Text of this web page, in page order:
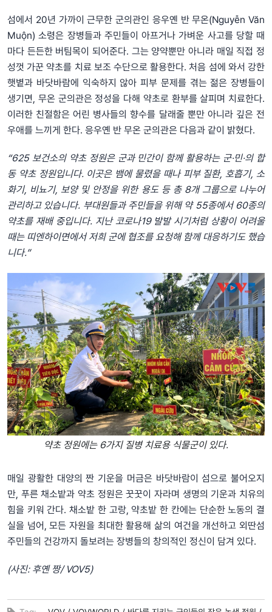
섬에서 20년 가까이 근무한 군의관인 응우옌 반 무온(Nguyễn Văn
Muộn) 소령은 장병들과 주민들이 아프거나 가벼운 사고를 당할 때
마다 든든한 버팀목이 되어준다. 그는 양약뿐만 아니라 매일 직접 정
성껏 가꾼 약초를 치료 보조 수단으로 활용한다. 처음 섬에 와서 강한
햇볕과 바닷바람에 익숙하지 않아 피부 문제를 겪는 젊은 장병들이
생기면, 무온 군의관은 정성을 다해 약초로 환부를 살피며 치료한다.
이러한 친절함은 어린 병사들의 향수를 달래줄 뿐만 아니라 깊은 전
우애를 느끼게 한다. 응우옌 반 무온 군의관은 다음과 같이 밝혔다.
“625 보건소의 약초 정원은 군과 민간이 함께 활용하는 군·민·의 합
동 약초 정원입니다. 이곳은 뱀에 물렸을 때나 피부 질환, 호흡기, 소
화기, 비뇨기, 보양 및 안정을 위한 용도 등 총 8개 그룹으로 나누어
관리하고 있습니다. 부대원들과 주민들을 위해 약 55종에서 60종의
약초를 재배 중입니다. 지난 코로나19 발발 시기처럼 상황이 어려울
때는 띠엔하이면에서 저희 군에 협조를 요청해 함께 대응하기도 했습
니다.”
약초 정원에는 6가지 질병 치료용 식물군이 있다.
매일 광활한 대양의 짠 기운을 머금은 바닷바람이 섬으로 불어오지
만, 푸른 채소밭과 약초 정원은 꿋꿋이 자라며 생명의 기운과 치유의
힘을 키워 간다. 채소밭 한 고랑, 약초밭 한 칸에는 단순한 노동의 결
실을 넘어, 모든 자원을 최대한 활용해 삶의 여건을 개선하고 외딴섬
주민들의 건강까지 돌보려는 장병들의 창의적인 정신이 담겨 있다.
(사진: 후옌 짱/ VOV5)